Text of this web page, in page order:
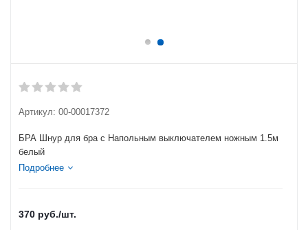
Артикул: 00-00017372
БРА Шнур для бра с Напольным выключателем ножным 1.5м
белый
Подробнее
370 руб./шт.